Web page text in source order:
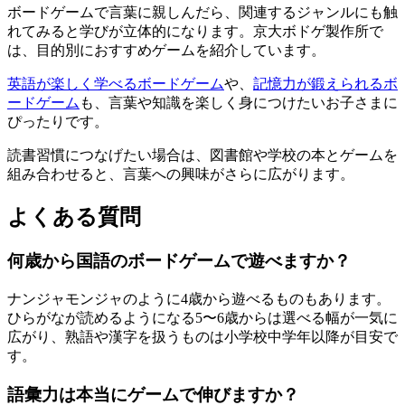
ボードゲームで言葉に親しんだら、関連するジャンルにも触
れてみると学びが立体的になります。京大ボドゲ製作所で
は、目的別におすすめゲームを紹介しています。
英語が楽しく学べるボードゲームや、 記憶力が鍛えられるボ
ードゲーム も、言葉や知識を楽しく身につけたいお子さまに
ぴったりです。
読書習慣につなげたい場合は、図書館や学校の本とゲームを
組み合わせると、言葉への興味がさらに広がります。
よくある質問
何歳から国語のボードゲームで遊べますか？
ナンジャモンジャのように4歳から遊べるものもあります。
ひらがなが読めるようになる5〜6歳からは選べる幅が一気に
広がり、熟語や漢字を扱うものは小学校中学年以降が目安で
す。
語彙力は本当にゲームで伸びますか？